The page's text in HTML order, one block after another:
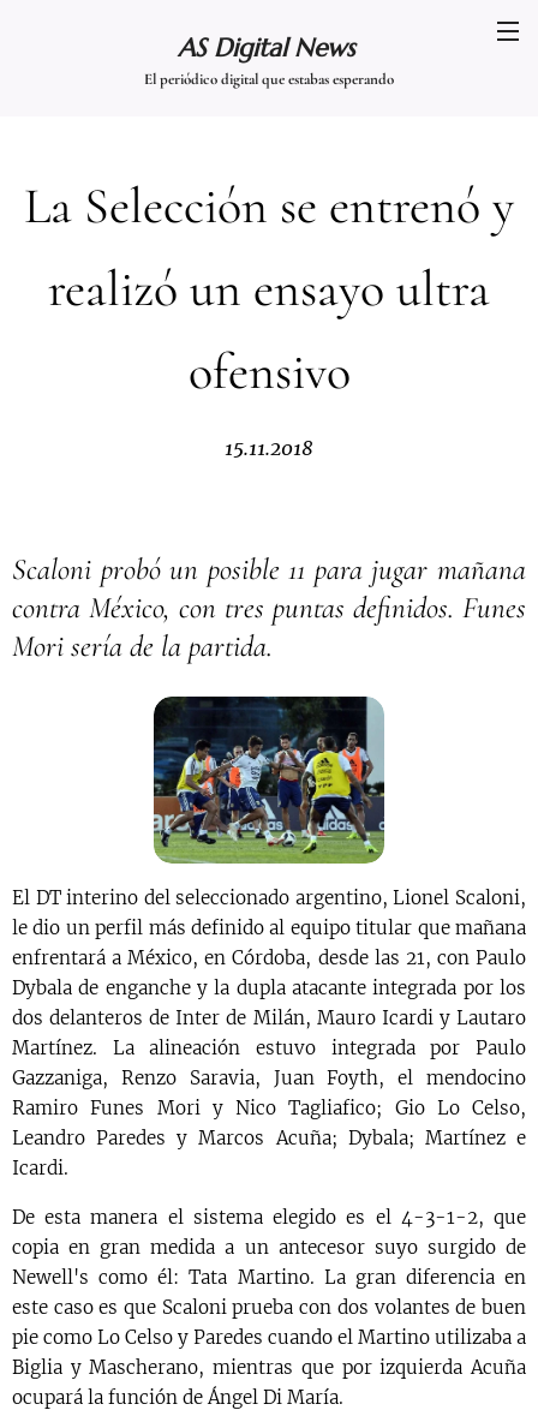
AS Digital News
El periódico digital que estabas esperando
La Selección se entrenó y
realizó un ensayo ultra
ofensivo
15.11.2018
Scaloni probó un posible 11 para jugar mañana
contra México, con tres puntas definidos. Funes
Mori sería de la partida.
El DT interino del seleccionado argentino, Lionel Scaloni,
le dio un perfil más definido al equipo titular que mañana
enfrentará a México, en Córdoba, desde las 21, con Paulo
Dybala de enganche y la dupla atacante integrada por los
dos delanteros de Inter de Milán, Mauro Icardi y Lautaro
Martínez. La alineación estuvo integrada por Paulo
Gazzaniga, Renzo Saravia, Juan Foyth, el mendocino
Ramiro Funes Mori y Nico Tagliafico; Gio Lo Celso,
Leandro Paredes y Marcos Acuña; Dybala; Martínez e
Icardi.
De esta manera el sistema elegido es el 4-3-1-2, que
copia en gran medida a un antecesor suyo surgido de
Newell's como él: Tata Martino. La gran diferencia en
este caso es que Scaloni prueba con dos volantes de buen
pie como Lo Celso y Paredes cuando el Martino utilizaba a
Biglia y Mascherano, mientras que por izquierda Acuña
ocupará la función de Ángel Di María.